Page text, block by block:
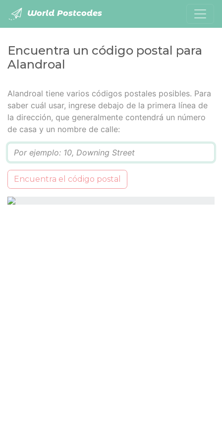
World Postcodes
Encuentra un código postal para
Alandroal
Alandroal tiene varios códigos postales posibles. Para
saber cuál usar, ingrese debajo de la primera línea de
la dirección, que generalmente contendrá un número
de casa y un nombre de calle:
Encuentra el código postal